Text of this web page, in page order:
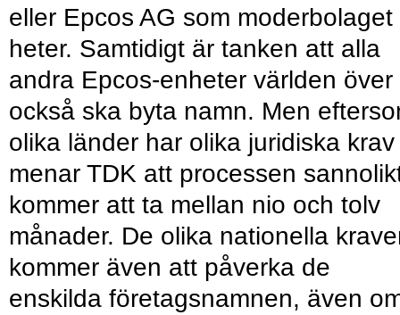
eller Epcos AG som moderbolaget
heter. Samtidigt är tanken att alla
andra Epcos-enheter världen över
också ska byta namn. Men
olika länder har olika juridiska krav
menar TDK att processen
kommer att ta mellan nio och tolv
månader. De olika nationella
kommer även att påverka de
enskilda företagsnamnen, även